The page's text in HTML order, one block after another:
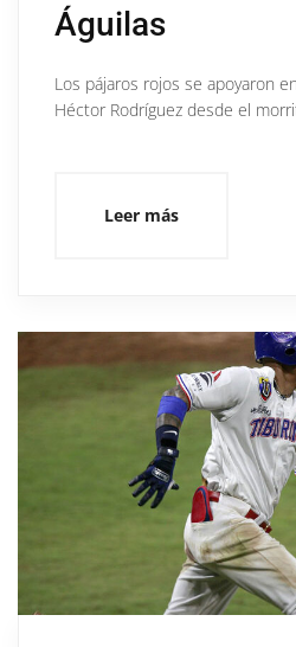
Águilas
Los pájaros rojos se apoyaron
Héctor Rodríguez desde el
Leer más